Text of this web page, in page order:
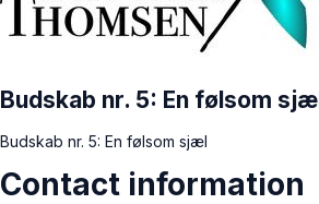
Budskab nr. 5: En følsom sjæl
Budskab nr. 5: En følsom sjæl
Contact information